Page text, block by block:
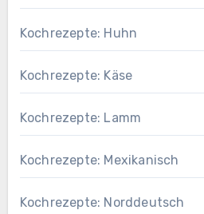
Kochrezepte: Huhn
Kochrezepte: Käse
Kochrezepte: Lamm
Kochrezepte: Mexikanisch
Kochrezepte: Norddeutsch